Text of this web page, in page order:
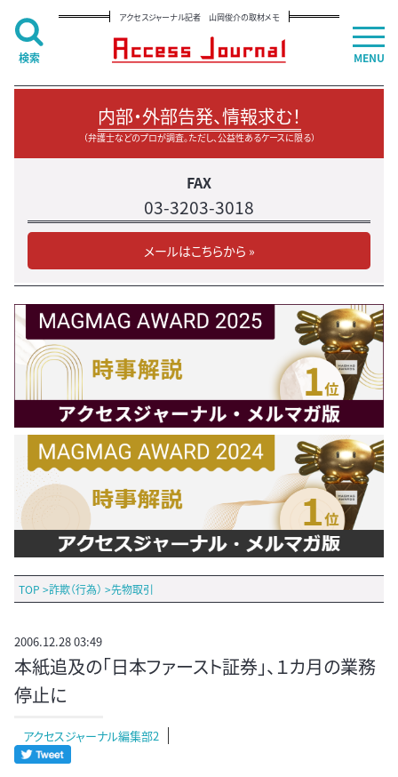
アクセスジャーナル記者 山岡俊介の取材メモ
内部・外部告発、情報求む！
（弁護士などのプロが調査。ただし、公益性あるケースに限る）
FAX
03-3203-3018
メールはこちらから »
TOP >詐欺（行為） >先物取引
2006.12.28 03:49
本紙追及の「日本ファースト証券」、１カ月の業務
停止に
アクセスジャーナル編集部2
MENU
検索